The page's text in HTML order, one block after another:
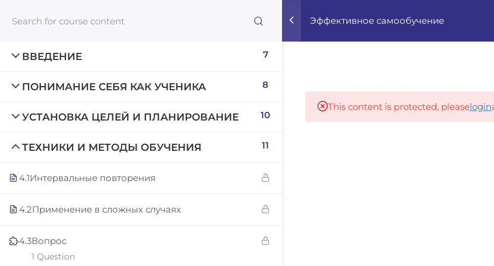
Home Courses
Эффективное самообучение
ВВЕДЕНИЕ 7
ПОНИМАНИЕ СЕБЯ КАК УЧЕНИКА 8
УСТАНОВКА ЦЕЛЕЙ И ПЛАНИРОВАНИЕ 10
ТЕХНИКИ И МЕТОДЫ ОБУЧЕНИЯ 11
4.1Интервальные повторения
4.2Применение в сложных случаях
4.3Вопрос
1 Question
This content is protected, pleaselogin
using AI to make education affordable
org@gradebuilder.tech
For companies
Launch Your Startup
Our partners